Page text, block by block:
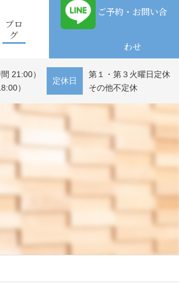
ブロ
グ
ご予約・お問い合
わせ
21:00）
）
定休日
第１・第３火曜日定休
その他不定休